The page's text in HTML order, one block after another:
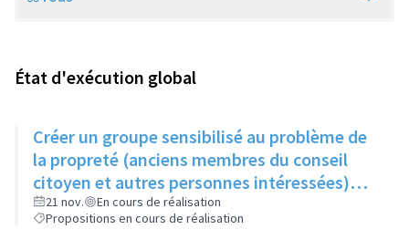
Scope
État d'exécution global
Créer un groupe sensibilisé au problème de
la propreté (anciens membres du conseil
citoyen et autres personnes intéressées)
qui, une fois par trimestre, ferait remonter
les informations au service concerné
21 nov.
En cours de réalisation
Propositions en cours de réalisation